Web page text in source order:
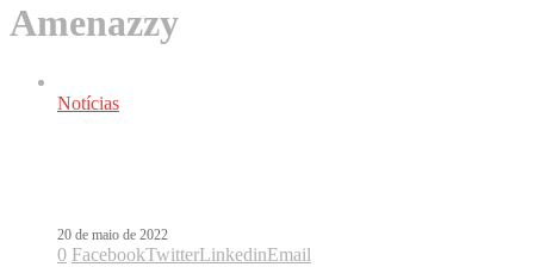
Amenazzy
Notícias
20 de maio de 2022
0 FacebookTwitterLinkedinEmail